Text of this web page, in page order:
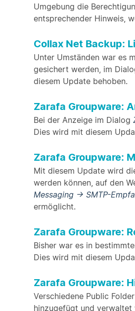
Umgebung die
entsprechender Hinweis,
Collax Net Backup:
Unter Umständen war es
gesichert werden, im
diesem Update behoben.
Zarafa Groupware:
Bei der Anzeige im Dialog
Dies wird mit diesem
Zarafa Groupware:
Mit diesem Update wird
werden können, auf den
Messaging → SMTP-
ermöglicht.
Zarafa Groupware:
Bisher war es in
Dies wird mit diesem
Zarafa Groupware:
Verschiedene Public
hinzugefügt und verwaltet